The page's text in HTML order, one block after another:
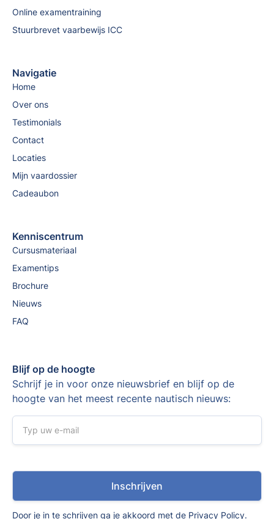
Online examentraining
Stuurbrevet vaarbewijs ICC
Navigatie
Home
Over ons
Testimonials
Contact
Locaties
Mijn vaardossier
Cadeaubon
Kenniscentrum
Cursusmateriaal
Examentips
Brochure
Nieuws
FAQ
Blijf op de hoogte
Schrijf je in voor onze nieuwsbrief en blijf op de
hoogte van het meest recente nautisch nieuws:
Door je in te schrijven ga je akkoord met de Privacy Policy.